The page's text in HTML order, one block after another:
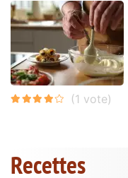
Recettes